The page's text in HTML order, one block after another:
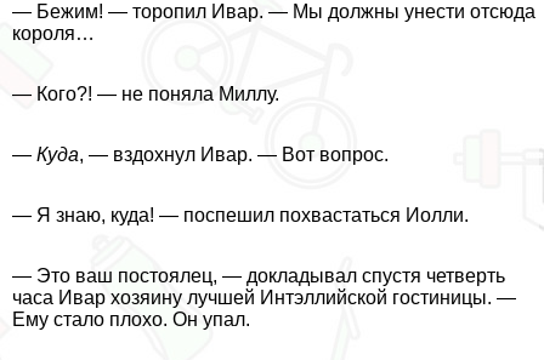
— Бежим! — торопил Ивар. — Мы должны унести отсюда
короля…
— Кого?! — не поняла Миллу.
— Куда, — вздохнул Ивар. — Вот вопрос.
— Я знаю, куда! — поспешил похвастаться Иолли.
— Это ваш постоялец, — докладывал спустя четверть
часа Ивар хозяину лучшей Интэллийской гостиницы. —
Ему стало плохо. Он упал.